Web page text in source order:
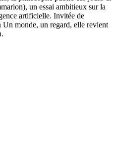
un essai ambitieux sur la
artificielle. Invitée de
Un monde, un regard, elle revient